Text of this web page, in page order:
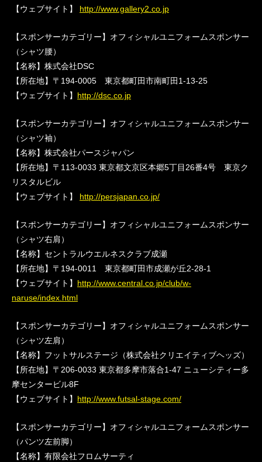
【ウェブサイト】 http://www.gallery2.co.jp
【スポンサーカテゴリー】オフィシャルユニフォームスポンサー
（シャツ腰）
【名称】株式会社DSC
【所在地】〒194-0005 東京都町田市南町田1-13-25
【ウェブサイト】 http://dsc.co.jp
【スポンサーカテゴリー】オフィシャルユニフォームスポンサー
（シャツ袖）
【名称】株式会社パースジャパン
【所在地】〒113-0033 東京都文京区本郷5丁目26番4号 東京ク
リスタルビル
【ウェブサイト】 http://persjapan.co.jp/
【スポンサーカテゴリー】オフィシャルユニフォームスポンサー
（シャツ右肩）
【名称】セントラルウエルネスクラブ成瀬
【所在地】〒194-0011 東京都町田市成瀬が丘2-28-1
【ウェブサイト】 http://www.central.co.jp/club/w-
naruse/index.html
【スポンサーカテゴリー】オフィシャルユニフォームスポンサー
（シャツ左肩）
【名称】フットサルステージ（株式会社クリエイティブヘッズ）
【所在地】〒206-0033 東京都多摩市落合1-47 ニューシティー多
摩センタービル8F
【ウェブサイト】 http://www.futsal-stage.com/
【スポンサーカテゴリー】オフィシャルユニフォームスポンサー
（パンツ左前脚）
【名称】有限会社フロムサーティ